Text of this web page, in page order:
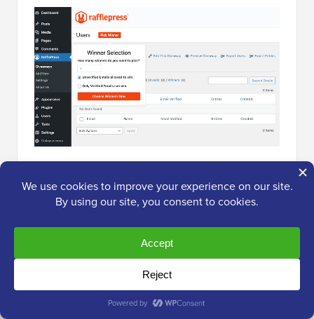
verificación no se entregan como esperas, puede
haber un problema con tu servidor o configuración.
Teniendo esto en cuenta, recomiendo usar un
proveedor de servicios SMTPpara mejorar las tasas
de entrega de correos electrónicos.
En la configuración de RafflePress, también hay una